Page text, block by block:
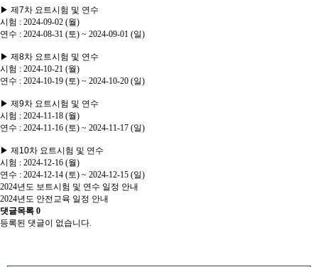
▶ 제7차 요트시험 및 연수
시험 : 2024-09-02 (월)
연수 : 2024-08-31 (토) ~ 2024-09-01 (일)
▶ 제8차 요트시험 및 연수
시험 : 2024-10-21 (월)
연수 : 2024-10-19 (토) ~ 2024-10-20 (일)
▶ 제9차 요트시험 및 연수
시험 : 2024-11-18 (월)
연수 : 2024-11-16 (토) ~ 2024-11-17 (일)
▶ 제10차 요트시험 및 연수
시험 : 2024-12-16 (월)
연수 : 2024-12-14 (토) ~ 2024-12-15 (일)
2024년도 보트시험 및 연수 일정 안내
2024년도 안전교육 일정 안내
댓글목록 0
등록된 댓글이 없습니다.